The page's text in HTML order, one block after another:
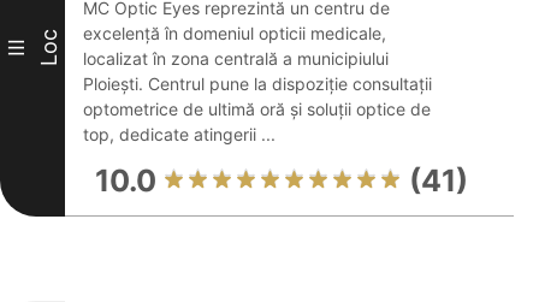
III Loc
MC Optic Eyes reprezintă un centru de
excelență în domeniul opticii medicale,
localizat în zona centrală a municipiului
Ploiești. Centrul pune la dispoziție consultații
optometrice de ultimă oră și soluții optice de
top, dedicate atingerii ...
10.0 (41)